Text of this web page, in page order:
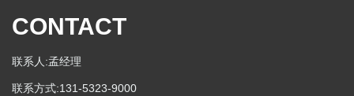
CONTACT
联系人:孟经理
联系方式:131-5323-9000